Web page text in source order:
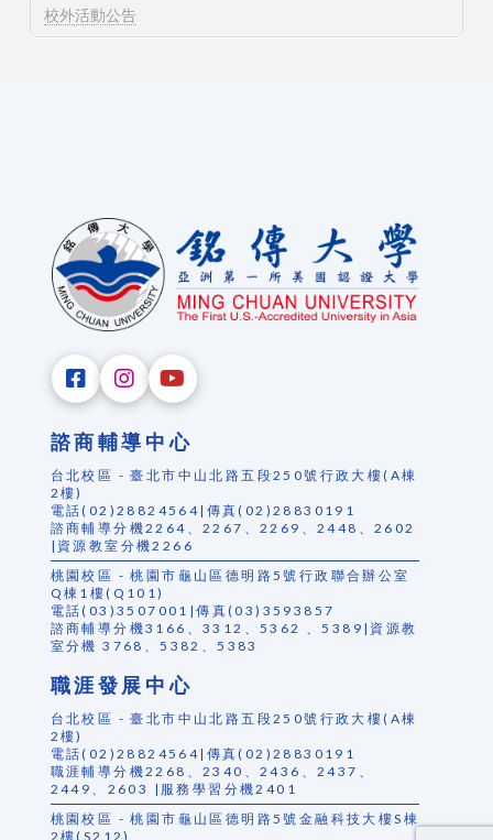
校外活動公告
諮商輔導中心
台北校區 - 臺北市中山北路五段250號行政大樓(A棟
2樓)
電話(02)28824564|傳真(02)28830191
諮商輔導分機2264、2267、2269、2448、2602
|資源教室分機2266
桃園校區 - 桃園市龜山區德明路5號行政聯合辦公室
Q棟1樓(Q101)
電話(03)3507001|傳真(03)3593857
諮商輔導分機3166、3312、5362 、5389|資源教
室分機 3768、5382、5383
職涯發展中心
台北校區 - 臺北市中山北路五段250號行政大樓(A棟
2樓)
電話(02)28824564|傳真(02)28830191
職涯輔導分機2268、2340、2436、2437、
2449、2603 |服務學習分機2401
桃園校區 - 桃園市龜山區德明路5號金融科技大樓S棟
2樓(S212)